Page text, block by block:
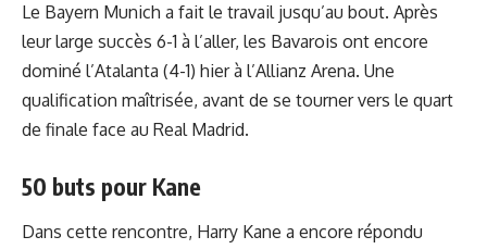
Le Bayern Munich a fait le travail jusqu’au bout. Après
leur large succès 6-1 à l’aller, les Bavarois ont encore
dominé l’Atalanta (4-1) hier à l’Allianz Arena. Une
qualification maîtrisée, avant de se tourner vers le quart
de finale face au Real Madrid.
50 buts pour Kane
Dans cette rencontre, Harry Kane a encore répondu